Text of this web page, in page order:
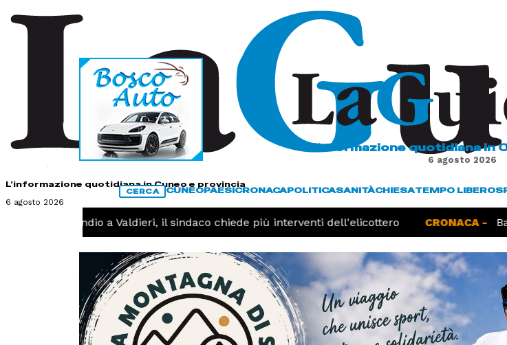
L'informazione quotidiana in Cuneo e provincia
6 agosto 2026
L'informazione quotidiana in
6 agosto 2026
CERCA CUNEOPAESICRONACAPOLITICASANITÀCHIESATEMPO LIBERO
Incendio a Valdieri, il sindaco chiede più interventi dell'elicottero CRONACA -